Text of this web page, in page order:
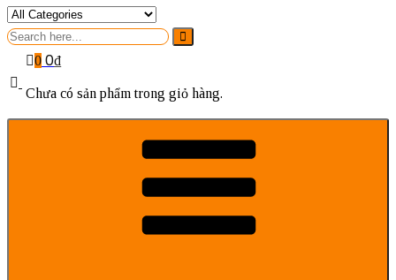
Search
0 0₫
Chưa có sản phẩm trong giỏ hàng.